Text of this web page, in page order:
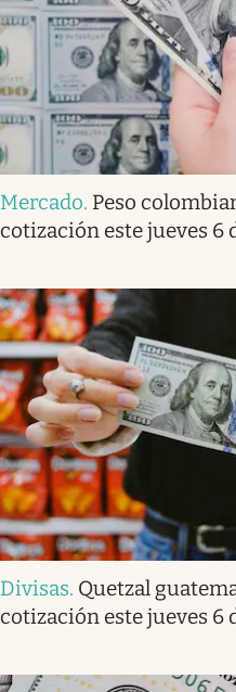
Mercado. Peso
cotización este jueves 6
Divisas. Quetzal
cotización este jueves 6